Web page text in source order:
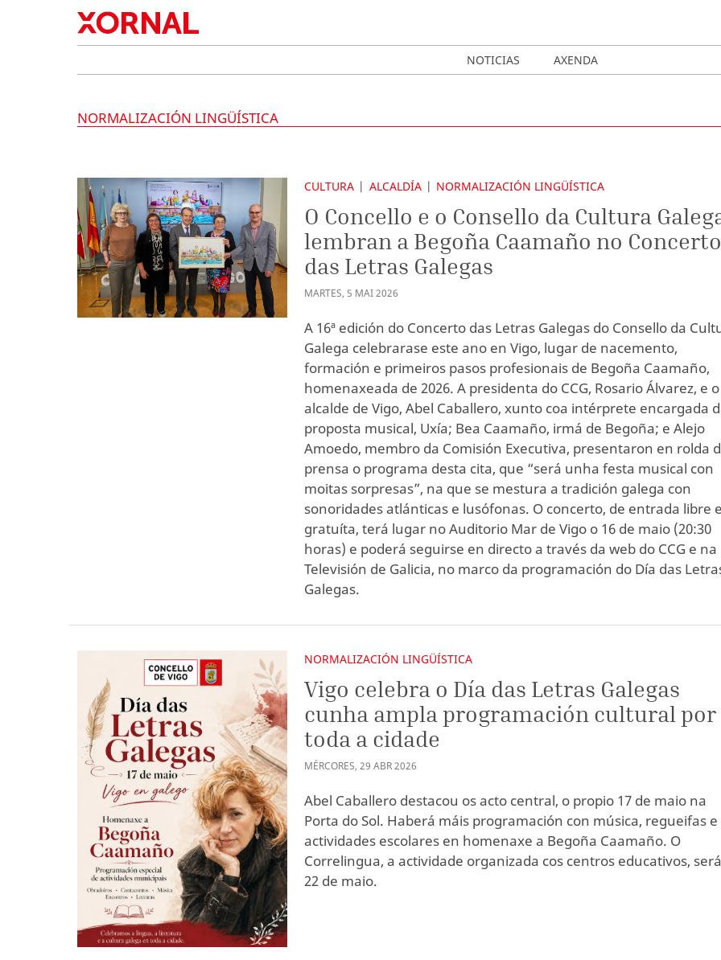
NOTICIAS AXENDA
NORMALIZACIÓN LINGÜÍSTICA
CULTURA ALCALDÍA NORMALIZACIÓN LINGÜÍSTICA
O Concello e o Consello da Cultura
lembran a Begoña Caamaño no Concerto
das Letras Galegas
MARTES, 5 MAI2026
A 16ª edición do Concerto das Letras Galegas do Consello da
Galega celebrarase este ano en Vigo, lugar de nacemento,
formación e primeiros pasos profesionais de Begoña Caamaño,
homenaxeada de 2026. A presidenta do CCG, Rosario Álvarez, e o
alcalde de Vigo, Abel Caballero, xunto coa intérprete encargada
proposta musical, Uxía; Bea Caamaño, irmá de Begoña; e Alejo
Amoedo, membro da Comisión Executiva, presentaron en rolda
prensa o programa desta cita, que “será unha festa musical con
moitas sorpresas”, na que se mestura a tradición galega con
sonoridades atlánticas e lusófonas. O concerto, de entrada libre e
gratuíta, terá lugar no Auditorio Mar de Vigo o 16 de maio (20:30
horas) e poderá seguirse en directo a través da web do CCG e na
Televisión de Galicia, no marco da programación do Día das
Galegas.
NORMALIZACIÓN LINGÜÍSTICA
Vigo celebra o Día das Letras Galegas
cunha ampla programación cultural por
toda a cidade
MÉRCORES,29 ABR2026
Abel Caballero destacou os acto central, o propio 17 de maio na
Porta do Sol. Haberá máis programación con música, regueifas e
actividades escolares en homenaxe a Begoña Caamaño. O
Correlingua, a actividade organizada cos centros educativos,
22 de maio.